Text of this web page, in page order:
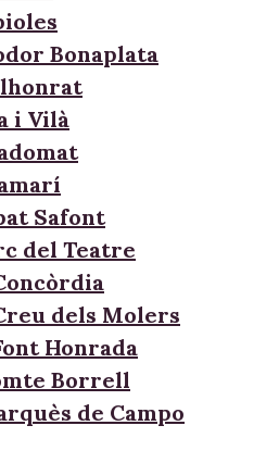
Bonaplata
i Vilà
Safont
del Teatre
dels Molers
Honrada
Borrell
de Campo